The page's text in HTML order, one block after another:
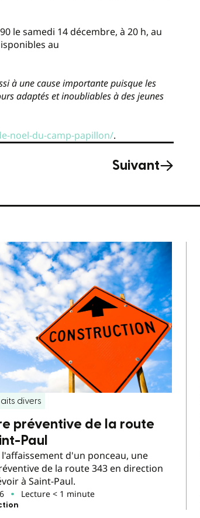
le samedi 14 décembre, à 20 h, au
au
à une cause importante puisque les
adaptés et inoubliables à des jeunes
noel-du-camp-papillon/.
Suivant
divers
préventive de la route
Paul
l'affaissement d'un ponceau, une
de la route 343 en direction
à Saint-Paul.
Lecture < 1 minute